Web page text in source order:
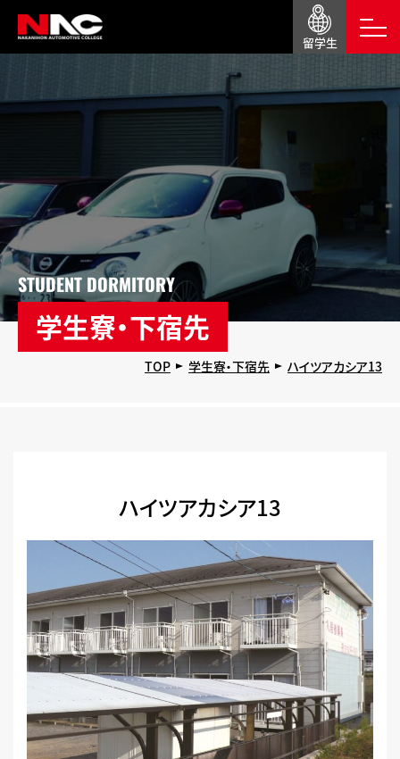
留学生
STUDENT DORMITORY
学生寮・下宿先
TOP 学生寮・下宿先 ハイツアカシア13
ハイツアカシア13